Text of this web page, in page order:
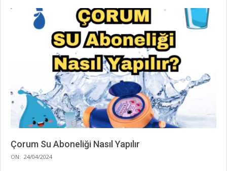
Çorum Su Aboneliği Nasıl Yapılır
2024-
ON: 24/04/2024